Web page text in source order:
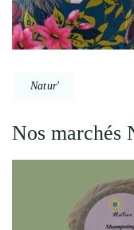
Natur'
Nos marchés